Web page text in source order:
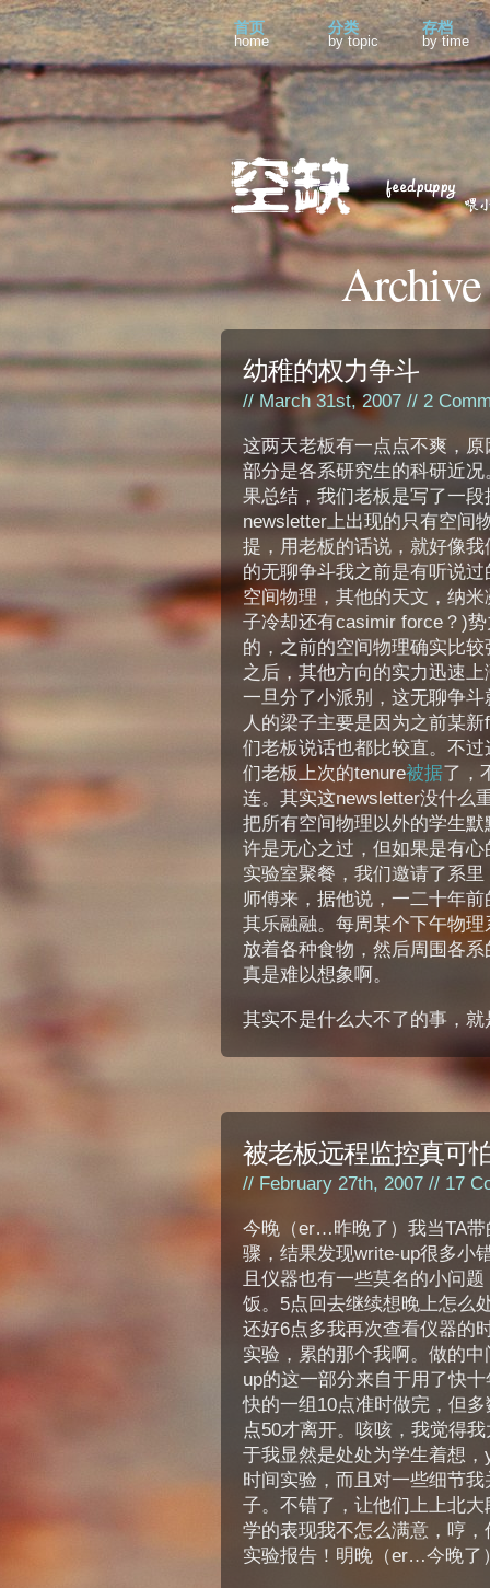
首页
home
分类
by topic
存档
by time
幼稚的权力争斗
// March 31st, 2007 // 2
这两天老板有一点点不爽，
部分是各系研究生的科研近
果总结，我们老板是写了一
newsletter上出现的只有空间
提，用老板的话说，就好像
的无聊争斗我之前是有听说
空间物理，其他的天文，纳
子冷却还有casimir force？)
的，之前的空间物理确实比
之后，其他方向的实力迅速
一旦分了小派别，这无聊争
人的梁子主要是因为之前某
们老板说话也都比较直。不
们老板上次的tenure被据了，
连。其实这newsletter没什么
把所有空间物理以外的学生
许是无心之过，但如果是有
实验室聚餐，我们邀请了系
师傅来，据他说，一二十年
其乐融融。每周某个下午物
放着各种食物，然后周围各
真是难以想象啊。
其实不是什么大不了的事，
被老板远程监控真可
// February 27th, 2007 // 17
今晚（er…昨晚了）我当TA
骤，结果发现write-up很多小
且仪器也有一些莫名的小问
饭。5点回去继续想晚上怎么
还好6点多我再次查看仪器的
实验，累的那个我啊。做的
up的这一部分来自于用了快
快的一组10点准时做完，但
点50才离开。咳咳，我觉得
于我显然是处处为学生着想
时间实验，而且对一些细节
子。不错了，让他们上上北
学的表现我不怎么满意，哼
实验报告！明晚（er…今晚了